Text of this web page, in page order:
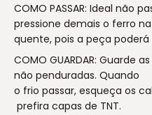
COMO PASSAR: Ideal não
pressione demais o ferro
quente, pois a peça poderá
COMO GUARDAR: Guarde
não penduradas. Quando
o frio passar, esqueça os
prefira capas de TNT.